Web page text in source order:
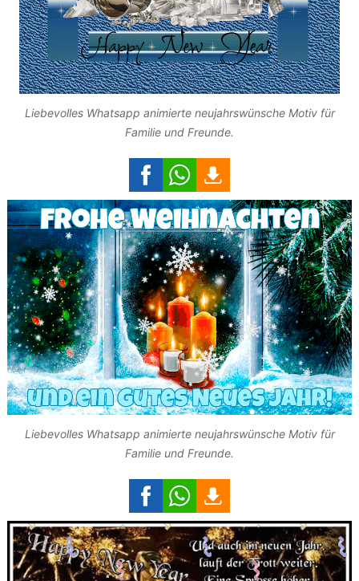
Liebevolles Whatsapp animierte neujahrswünsche Motiv für
Familie und Freunde.
Liebevolles Whatsapp animierte neujahrswünsche Motiv für
Familie und Freunde.